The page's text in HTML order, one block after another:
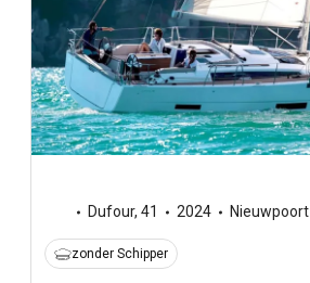
Dufour, 41 2024 Nieuwpoort
zonder Schipper